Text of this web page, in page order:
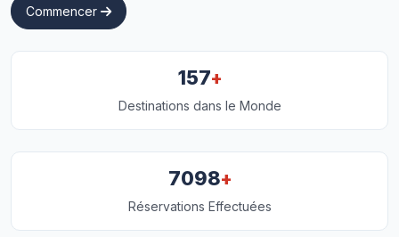
Commencer
157+
Destinations dans le Monde
7098+
Réservations Effectuées